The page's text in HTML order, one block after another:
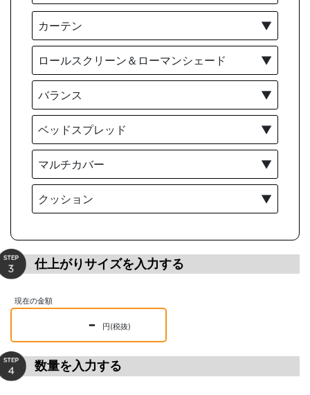
カーテン ▼
ロールスクリーン＆ローマンシェード ▼
バランス ▼
ベッドスプレッド ▼
マルチカバー ▼
クッション ▼
仕上がりサイズを入力する
現在の金額
- 円(税抜)
数量を入力する